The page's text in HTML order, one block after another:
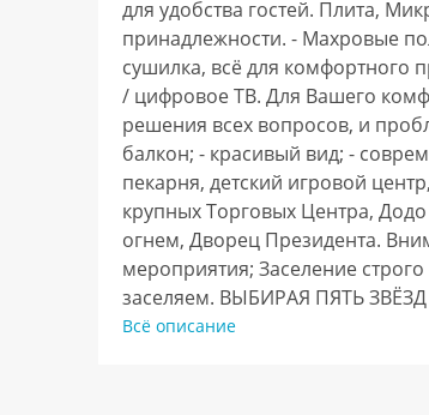
для удобства гостей. Плита,
принадлежности. - Махровые
сушилка, всё для комфортного
/ цифровое ТВ. Для Вашего
решения всех вопросов, и
балкон; - красивый вид; -
пекарня, детский игровой
крупных Торговых Центра,
огнем, Дворец Президента.
мероприятия; Заселение
заселяем. ВЫБИРАЯ ПЯТЬ
У ДРУГИХ!
Всё описание